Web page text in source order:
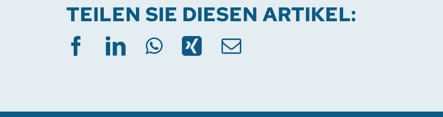
TEILEN SIE DIESEN ARTIKEL: